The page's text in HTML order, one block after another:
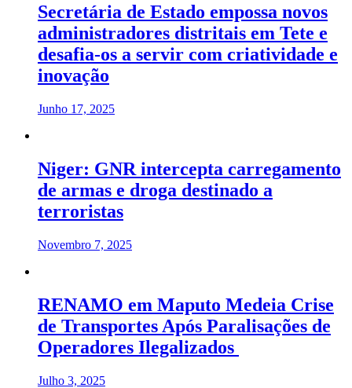
Secretária de Estado empossa novos
administradores distritais em Tete e
desafia-os a servir com criatividade e
inovação
Junho 17, 2025
Niger: GNR intercepta carregamento
de armas e droga destinado a
terroristas
Novembro 7, 2025
RENAMO em Maputo Medeia Crise
de Transportes Após Paralisações de
Operadores Ilegalizados
Julho 3, 2025